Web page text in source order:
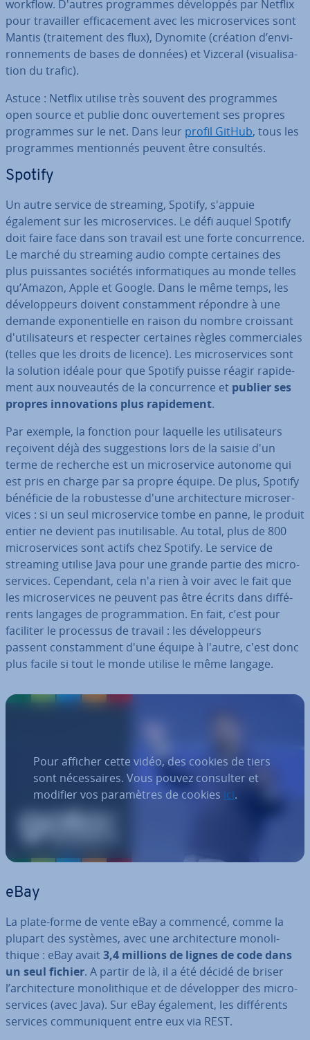
workflow. D'autres pro­grammes dé­ve­lop­pés par Netflix
pour tra­vail­ler ef­fi­ca­ce­ment avec les mi­cro­ser­vices sont
Mantis (trai­te­ment des flux), Dynomite (création d’en­vi­
ron­ne­ments de bases de données) et Vizceral (vi­sua­li­sa­
tion du trafic).
Astuce : Netflix utilise très souvent des pro­grammes
open source et publie donc ou­ver­te­ment ses propres
pro­grammes sur le net. Dans leur profil GitHub, tous les
pro­grammes men­tion­nés peuvent être consultés.
Spotify
Un autre service de streaming, Spotify, s'appuie
également sur les mi­cro­ser­vices. Le défi auquel Spotify
doit faire face dans son travail est une forte con­cur­rence.
Le marché du streaming audio compte certaines des
plus puis­santes sociétés in­for­ma­tiques au monde telles
qu’Amazon, Apple et Google. Dans le même temps, les
dé­ve­lop­peurs doivent cons­tam­ment répondre à une
demande ex­po­nen­tielle en raison du nombre croissant
d'uti­li­sa­teurs et respecter certaines règles com­mer­ciales
(telles que les droits de licence). Les mi­cro­ser­vices sont
la solution idéale pour que Spotify puisse réagir ra­pi­de­
ment aux nou­veau­tés de la con­cur­rence et publier ses
propres in­no­va­tions plus ra­pi­de­ment.
Par exemple, la fonction pour laquelle les uti­li­sa­teurs
reçoivent déjà des sug­ges­tions lors de la saisie d'un
terme de recherche est un mi­cro­ser­vice autonome qui
est pris en charge par sa propre équipe. De plus, Spotify
bénéficie de la ro­bus­tesse d'une ar­chi­tec­ture mi­cro­ser­
vices : si un seul mi­cro­ser­vice tombe en panne, le produit
entier ne devient pas inu­ti­li­sable. Au total, plus de 800
mi­cro­ser­vices sont actifs chez Spotify. Le service de
streaming utilise Java pour une grande partie des mi­cro­
ser­vices. Cependant, cela n'a rien à voir avec le fait que
les mi­cro­ser­vices ne peuvent pas être écrits dans dif­fé­
rents langages de pro­gram­ma­tion. En fait, c’est pour
faciliter le processus de travail : les dé­ve­lop­peurs
passent cons­tam­ment d'une équipe à l'autre, c'est donc
plus facile si tout le monde utilise le même langage.
Pour afficher cette vidéo, des cookies de tiers
sont nécessaires. Vous pouvez consulter et
modifier vos paramètres de cookies ici.
eBay
La plate-forme de vente eBay a commencé, comme la
plupart des systèmes, avec une ar­chi­tec­ture mo­no­li­
thique : eBay avait3,4 millions de lignes de code dans
un seul fichier. A partir de là, il a été décidé de briser
l’ar­chi­tec­ture mo­no­li­thique et de dé­ve­lop­per des mi­cro­
ser­vices (avec Java). Sur eBay également, les dif­fé­rents
services com­mu­ni­quent entre eux via REST.